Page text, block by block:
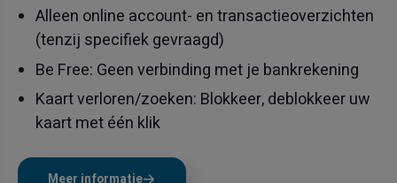
Alleen online account- en transactieoverzichten
(tenzij specifiek gevraagd)
Be Free: Geen verbinding met je bankrekening
Kaart verloren/zoeken: Blokkeer, deblokkeer uw
kaart met één klik
Meer informatie